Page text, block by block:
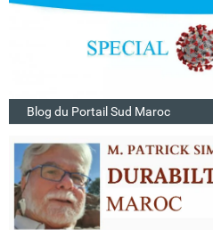
Blog du Portail Sud Maroc